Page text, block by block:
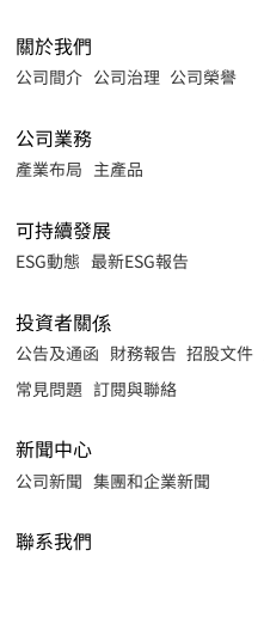
關於我們
公司間介 公司治理 公司榮譽
公司業務
產業布局 主產品
可持續發展
ESG動態 最新ESG報告
投資者關係
公告及通函 財務報告 招股文件
常見問題 訂閱與聯絡
新聞中心
公司新聞 集團和企業新聞
聯系我們